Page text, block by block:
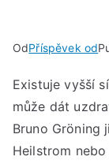
OdPříspěvek od
Existuje vyšší
může dát
Bruno Gröning
Heilstrom